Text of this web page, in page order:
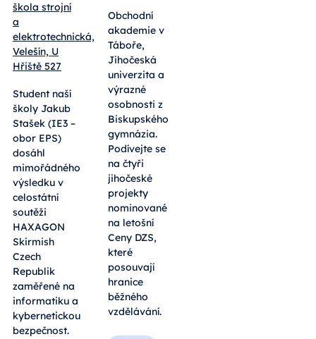
škola strojní
a
elektrotechnická,
Velešín, U
Hřiště 527
Student naší
školy Jakub
Stašek (IE3 –
obor EPS)
dosáhl
mimořádného
výsledku v
celostátní
soutěži
HAXAGON
Skirmish
Czech
Republik
zaměřené na
informatiku a
kybernetickou
bezpečnost.
Obchodní
akademie v
Táboře,
Jihočeská
univerzita a
výrazné
osobnosti z
Biskupského
gymnázia.
Podívejte se
na čtyři
jihočeské
projekty
nominované
na letošní
Ceny DZS,
které
posouvají
hranice
běžného
vzdělávání.